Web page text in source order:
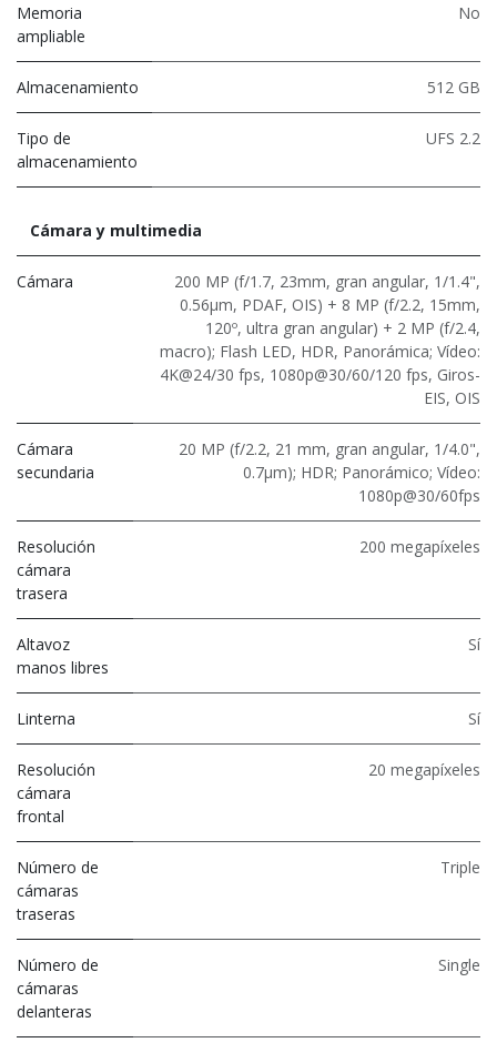
Memoria
ampliable
No
Almacenamiento 512 GB
Tipo de
almacenamiento
UFS 2.2
Cámara y multimedia
Cámara
200 MP (f/1.7, 23mm, gran angular, 1/1.4",
0.56μm, PDAF, OIS) + 8 MP (f/2.2, 15mm,
120º, ultra gran angular) + 2 MP (f/2.4,
macro); Flash LED, HDR, Panorámica; Vídeo:
4K@24/30 fps, 1080p@30/60/120 fps, Giros-
EIS, OIS
Cámara
secundaria
20 MP (f/2.2, 21 mm, gran angular, 1/4.0",
0.7μm); HDR; Panorámico; Vídeo:
1080p@30/60fps
Resolución
cámara
trasera
200 megapíxeles
Altavoz
manos libres
Sí
Linterna Sí
Resolución
cámara
frontal
20 megapíxeles
Número de
cámaras
traseras
Triple
Número de
cámaras
delanteras
Single